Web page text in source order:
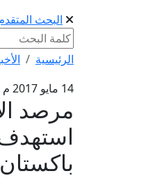
البحث
الرئيسية
14 مايو 2017 م